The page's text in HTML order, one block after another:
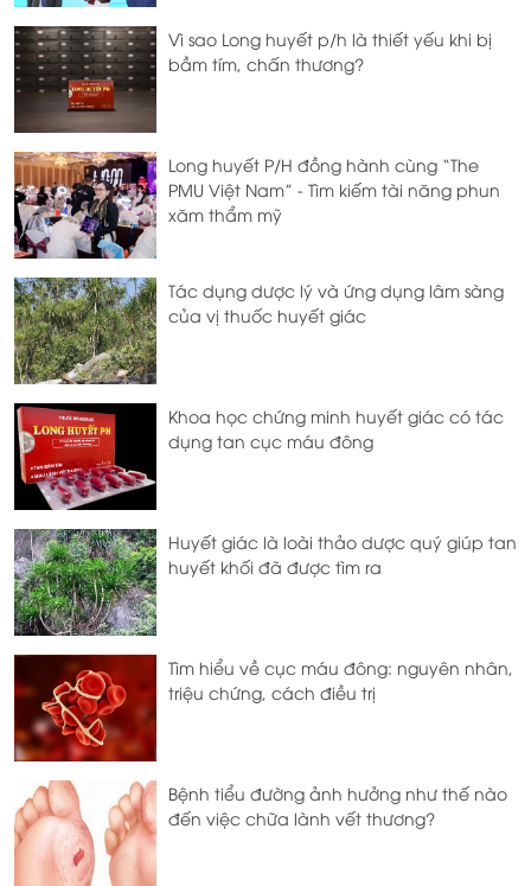
Vì sao Long huyết p/h là thiết yếu khi bị
bầm tím, chấn thương?
Long huyết P/H đồng hành cùng “The
PMU Việt Nam” - Tìm kiếm tài năng phun
xăm thẩm mỹ
Tác dụng dược lý và ứng dụng lâm sàng
của vị thuốc huyết giác
Khoa học chứng minh huyết giác có tác
dụng tan cục máu đông
Huyết giác là loài thảo dược quý giúp tan
huyết khối đã được tìm ra
Tìm hiểu về cục máu đông: nguyên nhân,
triệu chứng, cách điều trị
Bệnh tiểu đường ảnh hưởng như thế nào
đến việc chữa lành vết thương?